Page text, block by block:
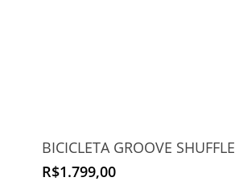
BICICLETA GROOVE
R$1.799,00